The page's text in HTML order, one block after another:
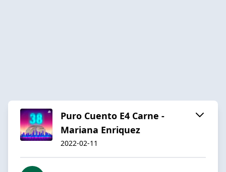
Puro Cuento E4 Carne -
Mariana Enriquez
2022-02-11